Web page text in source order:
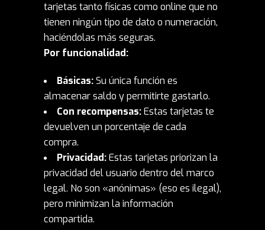
tarjetas tanto físicas como online que no
tienen ningún tipo de dato o numeración,
haciéndolas más seguras.
Por funcionalidad:
Básicas:Su única función es
almacenar saldo y permitirte gastarlo.
Con recompensas:Estas tarjetas te
devuelven un porcentaje de cada
compra.
Privacidad:Estas tarjetas priorizan la
privacidad del usuario dentro del marco
legal. No son «anónimas» (eso es ilegal),
pero minimizan la información
compartida.